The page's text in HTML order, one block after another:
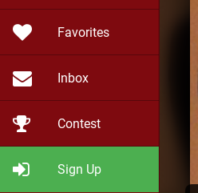
Favorites
Inbox
Contest
Sign Up